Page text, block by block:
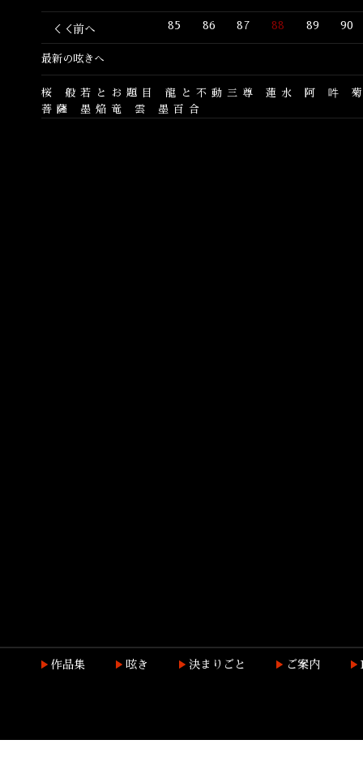
＜＜前へ 85 86 87 88 89 90
最新の呟きへ
桜 般若とお題目 龍と不動三尊 蓮水 阿 吽
菩薩
墨焔竜 雲 墨百合
作品集 呟き 決まりごと ご案内